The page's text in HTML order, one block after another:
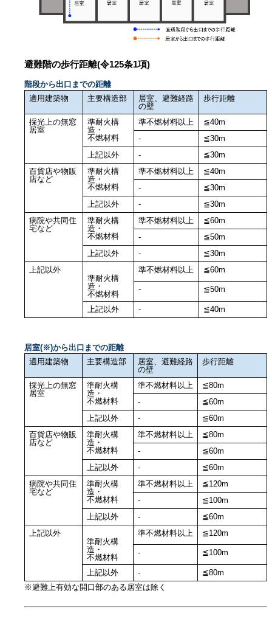
避難階の歩行距離(令125条1項)
階段から出口までの距離
適用建築物
主要構造部
居室、避難経路
の壁
歩行距離
採光上の無窓
居室
準耐火構
造・
不燃材料
準不燃材料以上
≦40m
-
≦30m
上記以外
-
≦30m
百貨店や物販
店など
準耐火構
造・
不燃材料
準不燃材料以上
≦40m
-
≦30m
上記以外
-
≦30m
病院や共同住
宅など
準耐火構
造・
不燃材料
準不燃材料以上
≦60m
-
≦50m
上記以外
-
≦30m
上記以外
準耐火構
造・
不燃材料
準不燃材料以上 ≦60m
- ≦50m
上記以外 - ≦40m
居室(※)から出口までの距離
適用建築物
主要構造部
居室、避難経路
の壁
歩行距離
採光上の無窓
居室
準耐火構
造・
不燃材料
準不燃材料以上
≦80m
-
≦60m
上記以外
-
≦60m
百貨店や物販
店など
準耐火構
造・
不燃材料
準不燃材料以上
≦80m
-
≦60m
上記以外
-
≦60m
病院や共同住
宅など
準耐火構
造・
不燃材料
準不燃材料以上
≦120m
-
≦100m
上記以外
-
≦60m
上記以外
準耐火構
造・
不燃材料
準不燃材料以上 ≦120m
- ≦100m
上記以外 -
≦80m
※避難上有効な開口部のある居室は除く